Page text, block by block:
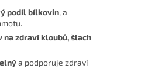
podíl bílkovin, a
zdraví kloubů, šlach
a podporuje zdraví